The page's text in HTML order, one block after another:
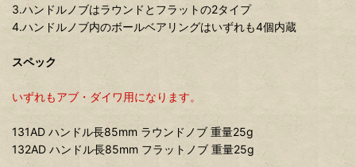
3.ハンドルノブはラウンドとフラットの2タイプ
4.ハンドルノブ内のボールベアリングはいずれも4個内蔵
スペック
いずれもアブ・ダイワ用になります。
131AD ハンドル長85mm ラウンドノブ 重量25g
132AD ハンドル長85mm フラットノブ 重量25g